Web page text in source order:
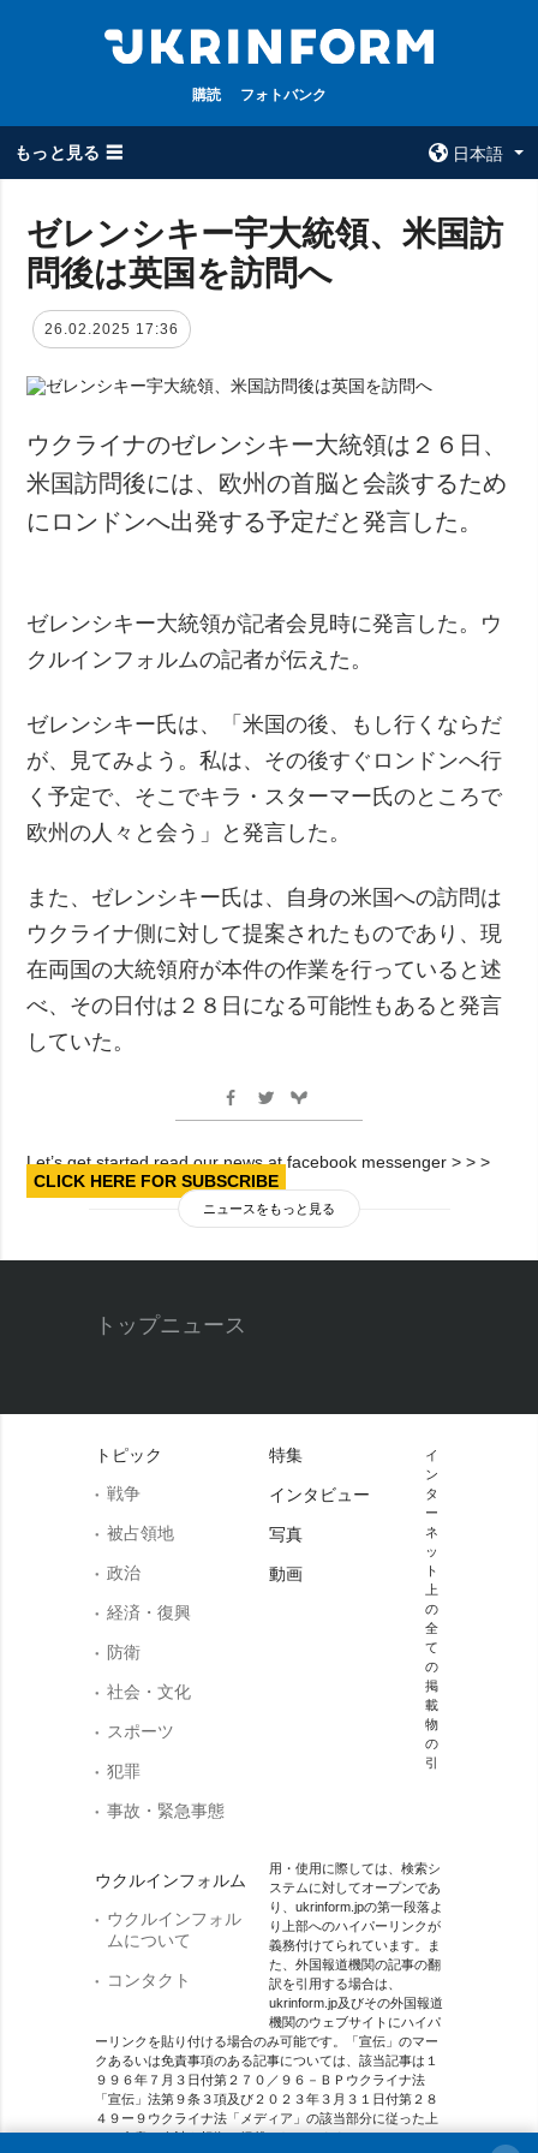
購読 フォトバンク
もっと見る ☰
日本語
全てのトピック
被占領地
政治
防衛
社会・文化
スポーツ
事故・緊急事態
ウクルインフォ
コンタクト
追加
インタビュー
写真
動画
サービス
フォトバンク
ゼレンシキー宇大統領、米国訪
問後は英国を訪問へ
26.02.2025 17:36
ウクライナのゼレンシキー大統領は２６日、
米国訪問後には、欧州の首脳と会談するため
にロンドンへ出発する予定だと発言した。
ゼレンシキー大統領が記者会見時に発言した。ウ
クルインフォルムの記者が伝えた。
ゼレンシキー氏は、「米国の後、もし行くならだ
が、見てみよう。私は、その後すぐロンドンへ行
く予定で、そこでキラ・スターマー氏のところで
欧州の人々と会う」と発言した。
また、ゼレンシキー氏は、自身の米国への訪問は
ウクライナ側に対して提案されたものであり、現
在両国の大統領府が本件の作業を行っていると述
べ、その日付は２８日になる可能性もあると発言
していた。
Let’s get started read our news at facebook messenger > > >
CLICK HERE FOR SUBSCRIBE
ニュースをもっと見る
トップニュース
トピック
戦争
被占領地
政治
経済・復興
防衛
社会・文化
スポーツ
犯罪
事故・緊急事態
ウクルインフォルム
ウクルインフォル
ムについて
コンタクト
特集
インタビュー
写真
動画
イ
ン
タ
ー
ネ
ッ
ト
上
の
全
て
の
掲
載
物
の
引
用・使用に際しては、検索シ
ステムに対してオープンであ
り、ukrinform.jpの第一段落よ
り上部へのハイパーリンクが
義務付けてられています。ま
た、外国報道機関の記事の翻
訳を引用する場合は、
ukrinform.jp及びその外国報道
機関のウェブサイトにハイパ
ーリンクを貼り付ける場合のみ可能です。「宣伝」のマー
クあるいは免責事項のある記事については、該当記事は１
９９６年７月３日付第２７０／９６－ＢＰウクライナ法
「宣伝」法第９条３項及び２０２３年３月３１日付第２８
４９ー９ウクライナ法「メディア」の該当部分に従った上
で、合意／会計を根拠に掲載されています。